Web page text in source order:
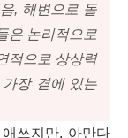
, 해변으로 돌
은 논리적으로
적으로 상상력
장 곁에 있는
쓰지만, 아만다